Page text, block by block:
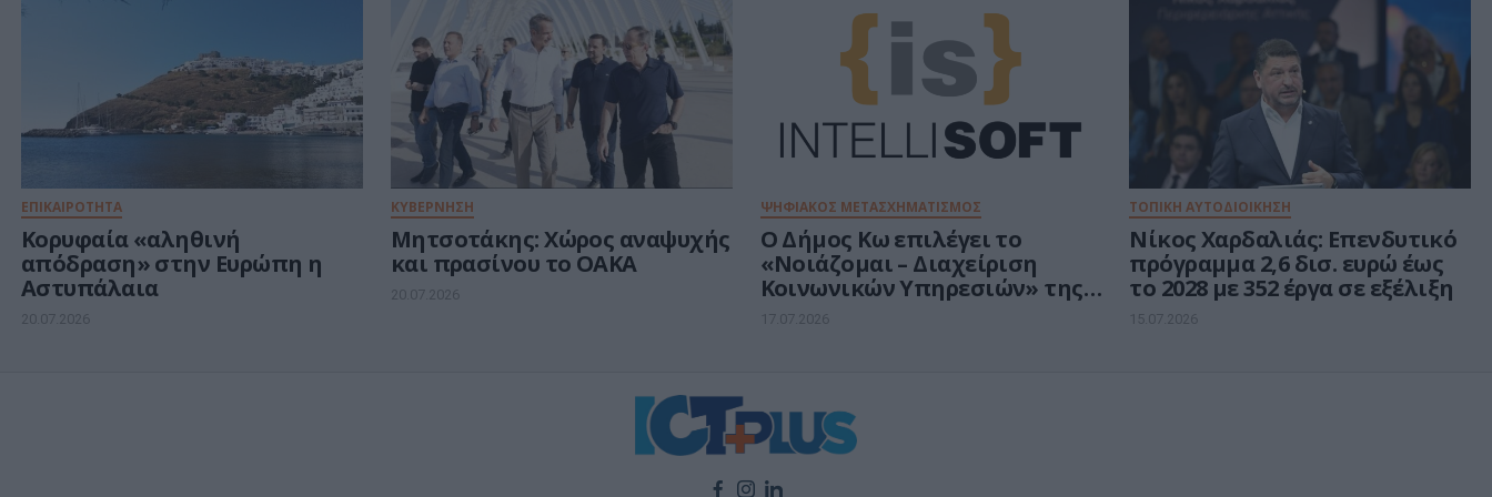
ΕΠΙΚΑΙΡΟΤΗΤΑ
Κορυφαία «αληθινή
απόδραση» στην Ευρώπη η
Αστυπάλαια
20.07.2026
ΚΥΒΕΡΝΗΣΗ
Μητσοτάκης: Χώρος αναψυχής
και πρασίνου το ΟΑΚΑ
20.07.2026
ΨΗΦΙΑΚΟΣ ΜΕΤΑΣΧΗΜΑΤΙΣΜΟΣ
Ο Δήμος Κω επιλέγει το
«Νοιάζομαι – Διαχείριση
Κοινωνικών Υπηρεσιών» της
IntelliSoft
17.07.2026
ΤΟΠΙΚΗ ΑΥΤΟΔΙΟΙΚΗΣΗ
Νίκος Χαρδαλιάς: Επενδυτικό
πρόγραμμα 2,6 δισ. ευρώ έως
το 2028 με 352 έργα σε εξέλιξη
15.07.2026